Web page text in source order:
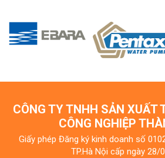
CÔNG TY TNHH SẢN XUẤT
CÔNG NGHIỆP
Giấy phép Đăng ký kinh doanh số
TP.Hà Nội cấp ngày 28/